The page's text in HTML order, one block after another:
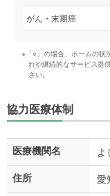
がん・末期癌
※「○」の場合、ホームの状
れや継続的なサービス提
さい。
協力医療体制
医療機関名 よ
住所 愛